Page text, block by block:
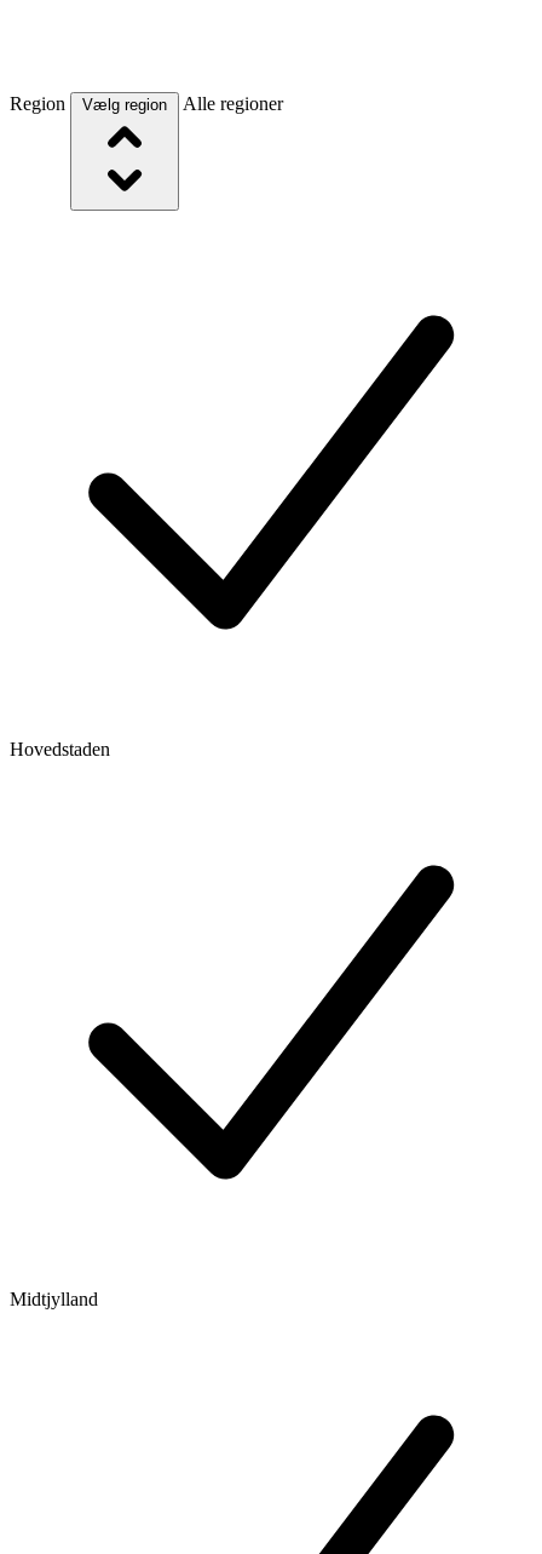
Region Vælg region Alle regioner
Hovedstaden
Midtjylland